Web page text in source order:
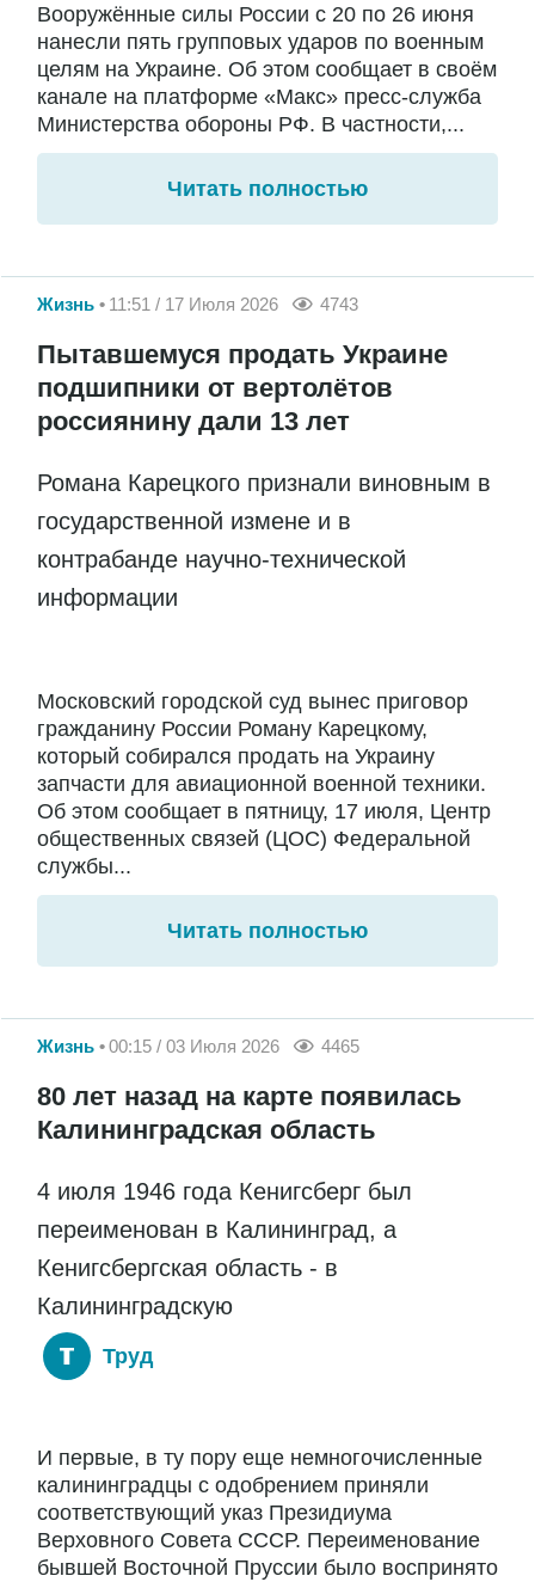
Вооружённые силы России с 20 по 26 июня
нанесли пять групповых ударов по военным
целям на Украине. Об этом сообщает в своём
канале на платформе «Макс» пресс-служба
Министерства обороны РФ. В частности,...
Читать полностью
Жизнь 11:51 / 17 Июля 2026 4743
Пытавшемуся продать Украине
подшипники от вертолётов
россиянину дали 13 лет
Романа Карецкого признали виновным в
государственной измене и в
контрабанде научно-технической
информации
Московский городской суд вынес приговор
гражданину России Роману Карецкому,
который собирался продать на Украину
запчасти для авиационной военной техники.
Об этом сообщает в пятницу, 17 июля, Центр
общественных связей (ЦОС) Федеральной
службы...
Читать полностью
Жизнь 00:15 / 03 Июля 2026 4465
80 лет назад на карте появилась
Калининградская область
4 июля 1946 года Кенигсберг был
переименован в Калининград, а
Кенигсбергская область - в
Калининградскую
Труд
И первые, в ту пору еще немногочисленные
калининградцы с одобрением приняли
соответствующий указ Президиума
Верховного Совета СССР. Переименование
бывшей Восточной Пруссии было воспринято